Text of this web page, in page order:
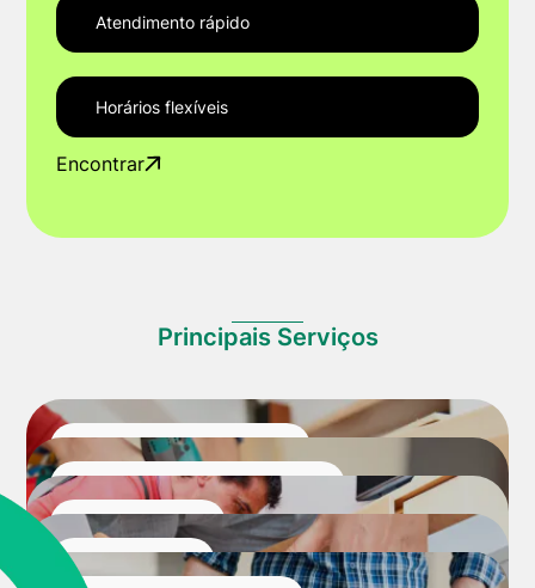
Atendimento rápido
Horários flexíveis
Encontrar
Principais Serviços
Montagem de Móveis
Desmontagem de Móveis
Manutenção
Marcenaria